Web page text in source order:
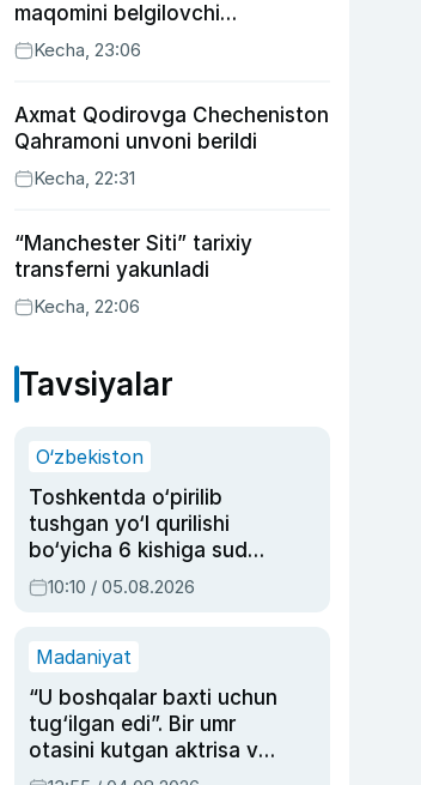
maqomini belgilovchi
konstitutsiyaviy qonunni
ma’qulladi
Kecha, 23:06
Axmat Qodirovga Checheniston
Qahramoni unvoni berildi
Kecha, 22:31
“Manchester Siti” tarixiy
transferni yakunladi
Kecha, 22:06
Tavsiyalar
O‘zbekiston
Toshkentda o‘pirilib
tushgan yo‘l qurilishi
bo‘yicha 6 kishiga sud
hukmi o‘qildi
10:10 / 05.08.2026
Madaniyat
“U boshqalar baxti uchun
tug‘ilgan edi”. Bir umr
otasini kutgan aktrisa va
dublyaj ustasi Rimma